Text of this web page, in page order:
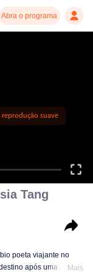
Abra o programa
suave
Tang
poeta viajante no
após uma queda
Mais